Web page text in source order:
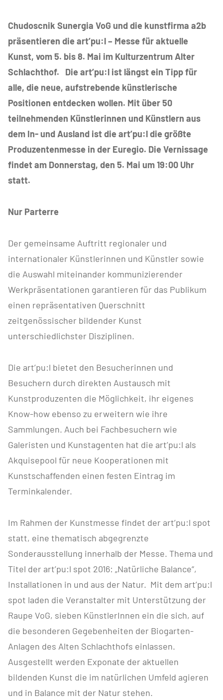
Chudoscnik Sunergia VoG und die kunstfirma a2b
präsentieren die art’pu:l – Messe für aktuelle
Kunst, vom 5. bis 8. Mai im Kulturzentrum Alter
Schlachthof. Die art’pu:l ist längst ein Tipp für
alle, die neue, aufstrebende künstlerische
Positionen entdecken wollen. Mit über 50
teilnehmenden Künstlerinnen und Künstlern aus
dem In- und Ausland ist die art’pu:l die größte
Produzentenmesse in der Euregio. Die Vernissage
findet am Donnerstag, den 5. Mai um 19:00 Uhr
statt.
Nur Parterre
Der gemeinsame Auftritt regionaler und
internationaler Künstlerinnen und Künstler sowie
die Auswahl miteinander kommunizierender
Werkpräsentationen garantieren für das Publikum
einen repräsentativen Querschnitt
zeitgenössischer bildender Kunst
unterschiedlichster Disziplinen.
Die art’pu:l bietet den Besucherinnen und
Besuchern durch direkten Austausch mit
Kunstproduzenten die Möglichkeit, ihr eigenes
Know-how ebenso zu erweitern wie ihre
Sammlungen. Auch bei Fachbesuchern wie
Galeristen und Kunstagenten hat die art’pu:l als
Akquisepool für neue Kooperationen mit
Kunstschaffenden einen festen Eintrag im
Terminkalender.
Im Rahmen der Kunstmesse findet der art’pu:l spot
statt, eine thematisch abgegrenzte
Sonderausstellung innerhalb der Messe. Thema und
Titel der art’pu:l spot 2016: „Natürliche Balance“,
Installationen in und aus der Natur. Mit dem art’pu:l
spot laden die Veranstalter mit Unterstützung der
Raupe VoG, sieben KünstlerInnen ein die sich, auf
die besonderen Gegebenheiten der Biogarten-
Anlagen des Alten Schlachthofs einlassen.
Ausgestellt werden Exponate der aktuellen
bildenden Kunst die im natürlichen Umfeld agieren
und in Balance mit der Natur stehen.